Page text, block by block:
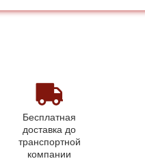
Бесплатная
доставка до
транспортной
компании